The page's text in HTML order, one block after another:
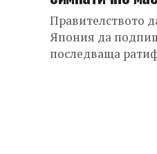
Правителството
Япония да
последваща